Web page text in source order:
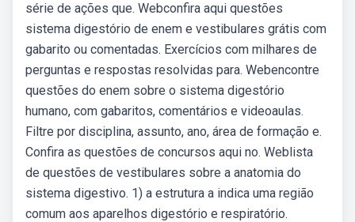
série de ações que. Webconfira aqui questões
sistema digestório de enem e vestibulares grátis com
gabarito ou comentadas. Exercícios com milhares de
perguntas e respostas resolvidas para. Webencontre
questões do enem sobre o sistema digestório
humano, com gabaritos, comentários e videoaulas.
Filtre por disciplina, assunto, ano, área de formação e.
Confira as questões de concursos aqui no. Weblista
de questões de vestibulares sobre a anatomia do
sistema digestivo. 1) a estrutura a indica uma região
comum aos aparelhos digestório e respiratório.